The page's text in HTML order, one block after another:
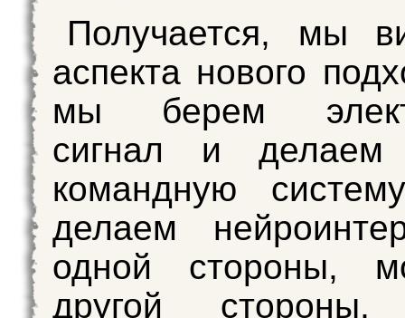
Получается, мы
аспекта нового
мы берем
сигнал и
командную
делаем
одной стороны,
другой стороны,